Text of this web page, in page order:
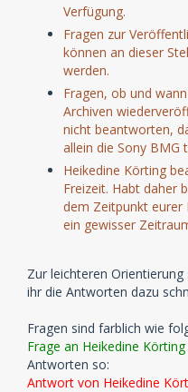
Verfügung.
Fragen zur
können an dieser
werden.
Fragen, ob und
Archiven
nicht beantworten,
allein die Sony BMG
Heikedine Körting
Freizeit. Habt daher
dem Zeitpunkt eurer
ein gewisser
Zur leichteren
ihr die Antworten dazu
Fragen sind farblich wie
Frage an Heikedine Körting
Antworten so:
Antwort von Heikedine